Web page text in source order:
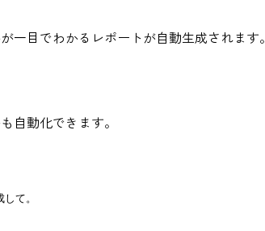
一目でわかるレポートが自動生成されます。
自動化できます。